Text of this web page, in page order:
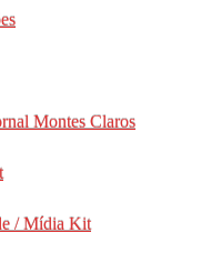
Montes Claros
/ Mídia Kit